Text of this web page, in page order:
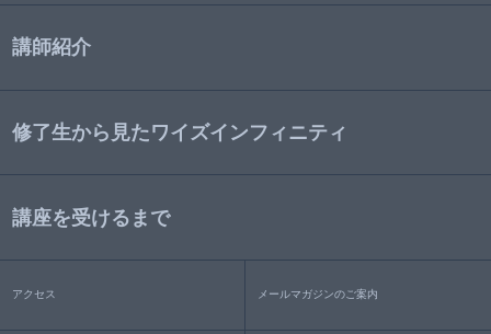
講師紹介
修了生から見たワイズインフィニティ
講座を受けるまで
アクセス メールマガジンのご案内